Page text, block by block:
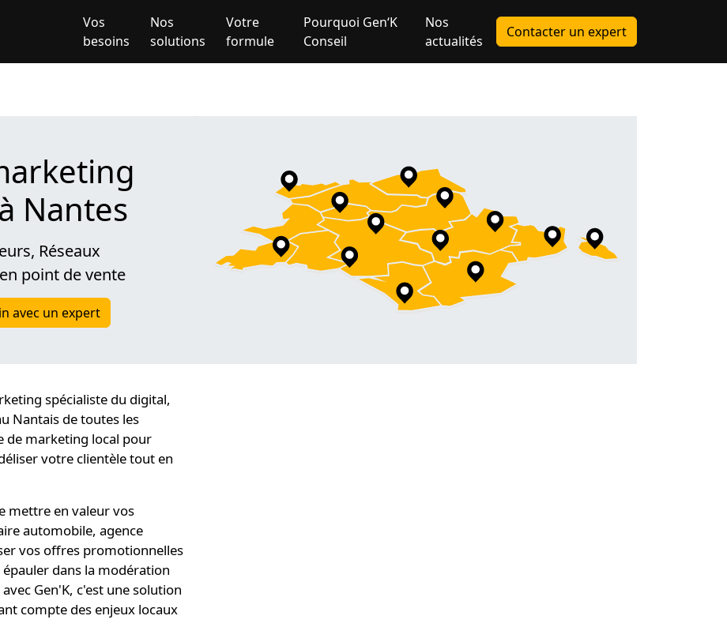
Vos
besoins
Nos
solutions
Votre
formule
Pourquoi Gen‘K
Conseil
Nos
actualités
Contacter un expert
Nantes
Réseaux
point de vente
avec un expert
spécialiste du digital,
Nantais de toutes les
de marketing local pour
votre clientèle tout en
mettre en valeur vos
automobile, agence
vos offres promotionnelles
dans la modération
Gen'K, c'est unesolution
compte des enjeux locaux